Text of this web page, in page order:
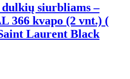
siurbliams –
366 kvapo (2 vnt.) (
Laurent Black